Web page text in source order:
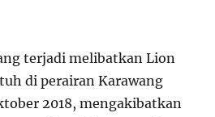
terjadi melibatkan Lion
di perairan Karawang
2018, mengakibatkan